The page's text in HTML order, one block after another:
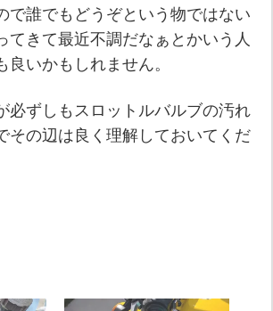
で誰でもどうぞという物ではない
てきて最近不調だなぁとかいう人
良いかもしれません。
必ずしもスロットルバルブの汚れ
その辺は良く理解しておいてくだ